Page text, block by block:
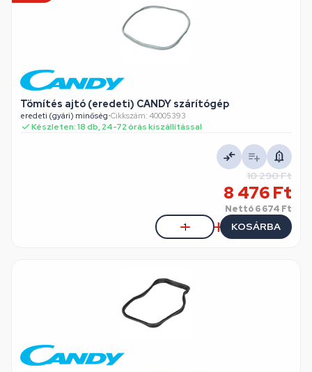
Tömítés ajtó (eredeti) CANDY szárítógép
eredeti (gyári) minőség•Cikkszám: 40005393
Készleten: 18 db, 24-72 órás kiszállítással
10 290 Ft
8 476 Ft
Nettó6 674 Ft
KOSÁRBA